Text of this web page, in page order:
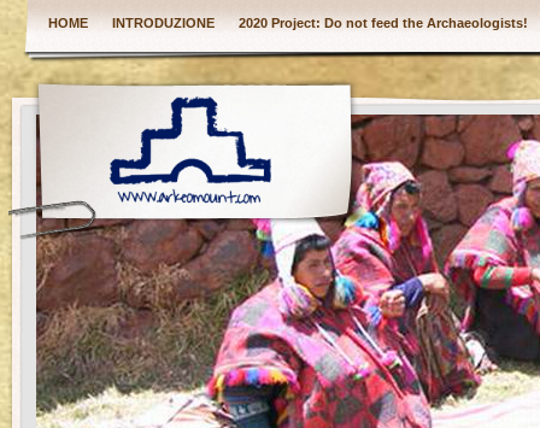
HOME INTRODUZIONE 2020 Project: Do not feed the Archaeologists!